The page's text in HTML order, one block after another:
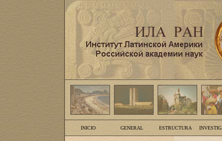
INICIO GENERAL ESTRUCTURA